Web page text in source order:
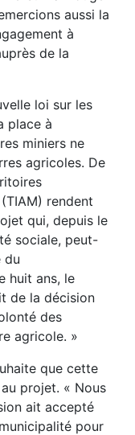
aussi la
à
de la
loi sur les
place à
miniers ne
agricoles. De
rendent
qui, depuis le
sociale, peut-
du
huit ans, le
de la décision
des
agricole. »
que cette
projet. « Nous
ait accepté
pour